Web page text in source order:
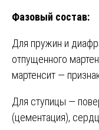
Фазовый состав:
Для пружин и
отпущенного
мартенсит —
Для ступицы —
(цементация),